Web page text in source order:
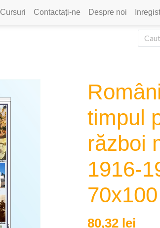
Cursuri Contactați-ne Despre noi
timpul
război
1916-
70x100
80,32 lei